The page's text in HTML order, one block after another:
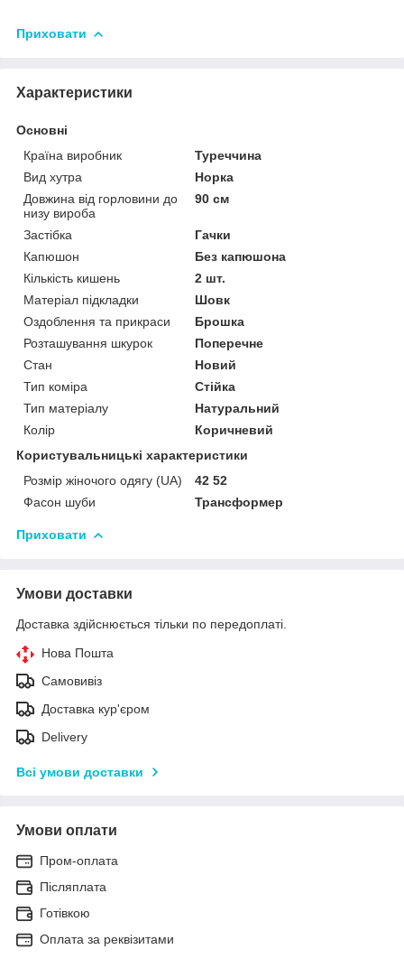
Приховати
Характеристики
Основні
Країна виробник
Туреччина
Вид хутра
Норка
Довжина від горловини до
низу вироба
90 см
Застібка
Гачки
Капюшон
Без капюшона
Кількість кишень
2 шт.
Матеріал підкладки
Шовк
Оздоблення та прикраси
Брошка
Розташування шкурок
Поперечне
Стан
Новий
Тип коміра
Стійка
Тип матеріалу
Натуральний
Колір
Коричневий
Користувальницькі характеристики
Розмір жіночого одягу (UA)
42 52
Фасон шуби
Трансформер
Приховати
Умови доставки
Доставка здійснюється тільки по передоплаті.
Нова Пошта
Самовивіз
Доставка кур'єром
Delivery
Всі умови доставки
Умови оплати
Пром-оплата
Післяплата
Готівкою
Оплата за реквізитами